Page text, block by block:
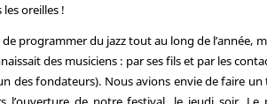
oreilles !
de programmer du jazz tout au long de l’année,
des musiciens : par ses fils et par les
des fondateurs). Nous avions envie de faire